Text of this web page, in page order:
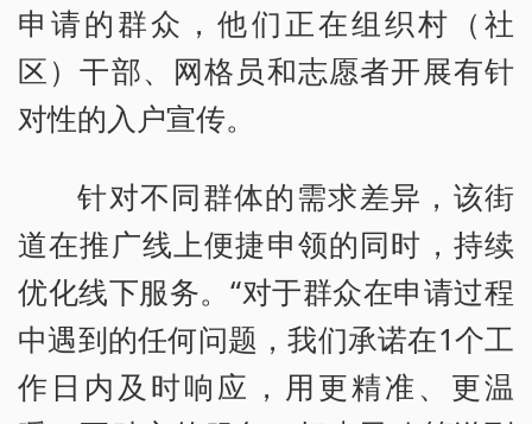
申请的群众，他们正在组织村（社
区）干部、网格员和志愿者开展有针
对性的入户宣传。
针对不同群体的需求差异，该街
道在推广线上便捷申领的同时，持续
优化线下服务。“对于群众在申请过程
中遇到的任何问题，我们承诺在1个工
作日内及时响应，用更精准、更温